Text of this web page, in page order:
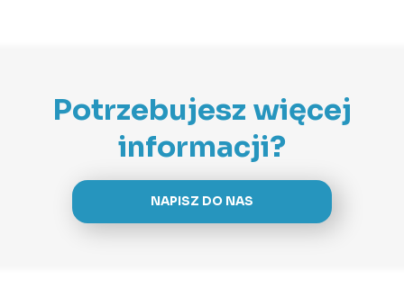
Potrzebujesz więcej
informacji?
NAPISZ DO NAS